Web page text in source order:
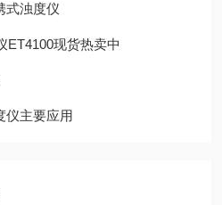
式浊度仪
ET4100现货热卖中
仪主要应用